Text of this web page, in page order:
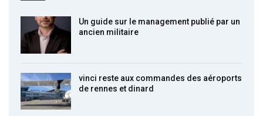
Un guide sur le management publié par un
ancien militaire
vinci reste aux commandes des aéroports
de rennes et dinard